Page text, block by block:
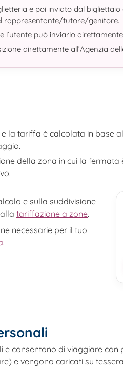
e poi inviato dal bigliettaio
rappresentante/tutore/genitore.
l’utente può inviarlo
direttamente all’Agenzia
e la tariffa è calcolata in base al
della zona in cui la
e sulla suddivisione
tariffazione a zone.
necessarie per il tuo
.
e consentono di viaggiare con
e vengono caricati su